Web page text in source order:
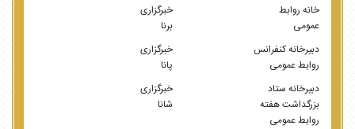
خانه روابط
عمومی
خبرگزاری
برنا
دبیرخانه کنفرانس
روابط عمومی
خبرگزاری
پانا
دبیرخانه ستاد
بزرگداشت هفته
روابط عمومی
خبرگزاری
شانا